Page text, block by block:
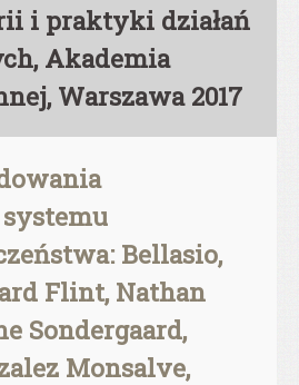
i praktyki działań
Akademia
Warszawa 2017
Bellasio,
Flint, Nathan
Sondergaard,
Monsalve,